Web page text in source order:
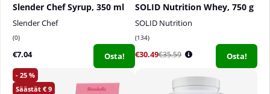
Slender Chef Syrup, 350 ml
Slender Chef
0
€7.04 Osta!
SOLID Nutrition Whey, 750 g
SOLID Nutrition
134
€30.49€35.59 Osta!
25
9